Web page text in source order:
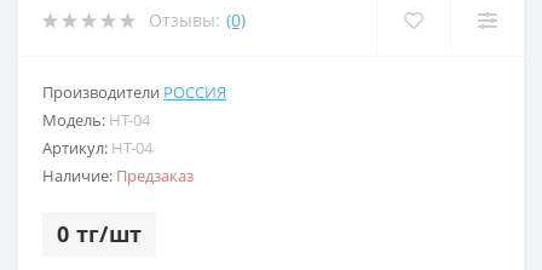
Отзывы: (0)
Производители РОССИЯ
Модель: HT-04
Артикул: HT-04
Наличие: Предзаказ
0 тг/шт